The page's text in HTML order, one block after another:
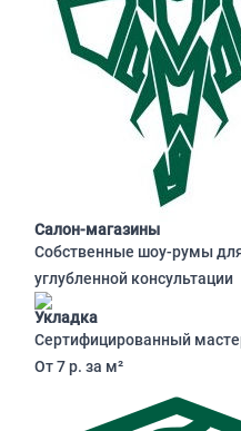
Салон-магазины
Собственные шоу-румы
углубленной консультации
Укладка
Сертифицированный
От 7 р. за м²